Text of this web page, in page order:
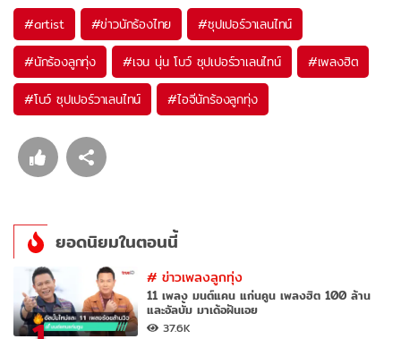
#artist #ข่าวนักร้องไทย #ซุปเปอร์วาเลนไทน์
#นักร้องลูกทุ่ง #เจน นุ่น โบว์ ซุปเปอร์วาเลนไทน์ #เพลงฮิต
#โบว์ ซุปเปอร์วาเลนไทน์ #ไอจีนักร้องลูกทุ่ง
ยอดนิยมในตอนนี้
#ข่าวเพลงลูกทุ่ง
11 เพลง มนต์แคน แก่นคูน เพลงฮิต 100 ล้าน
และอัลบั้ม มาเด้อฝันเอย
37.6K